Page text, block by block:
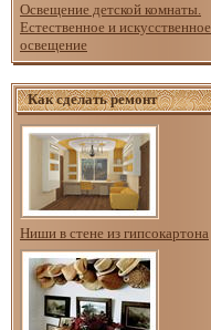
Освещение детской комнаты.
Естественное и искусственное
освещение
Как сделать ремонт
Ниши в стене из гипсокартона